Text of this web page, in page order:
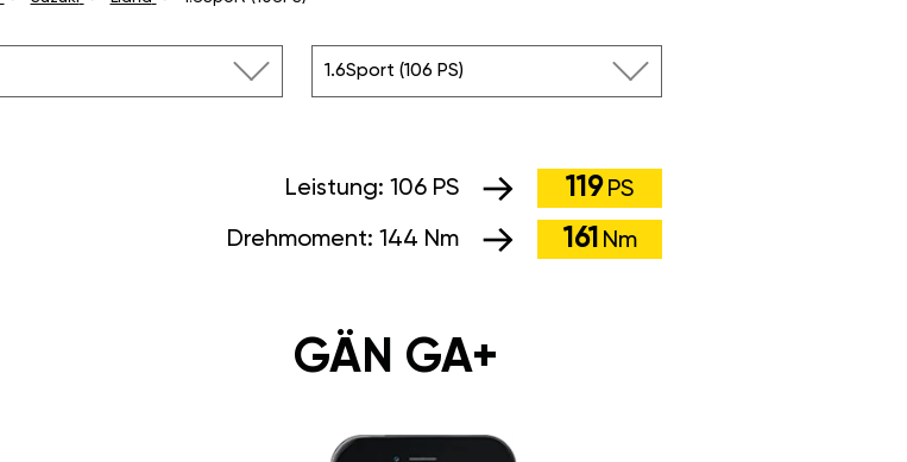
1.6Sport (106 PS)
Leistung: 106 PS 119 PS
Drehmoment: 144 Nm 161 Nm
GÄN GA+